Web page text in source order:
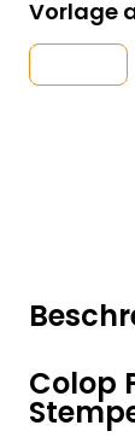
Colop
Vorlage